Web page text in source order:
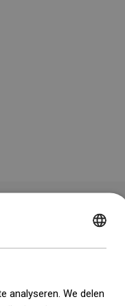
analyseren. We delen